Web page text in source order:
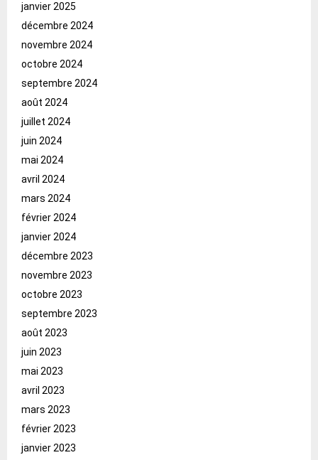
janvier 2025
décembre 2024
novembre 2024
octobre 2024
septembre 2024
août 2024
juillet 2024
juin 2024
mai 2024
avril 2024
mars 2024
février 2024
janvier 2024
décembre 2023
novembre 2023
octobre 2023
septembre 2023
août 2023
juin 2023
mai 2023
avril 2023
mars 2023
février 2023
janvier 2023